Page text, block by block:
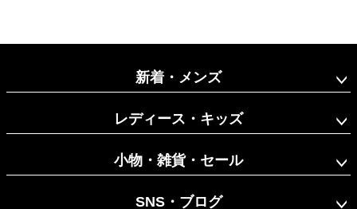
新着・メンズ
レディース・キッズ
小物・雑貨・セール
SNS・ブログ